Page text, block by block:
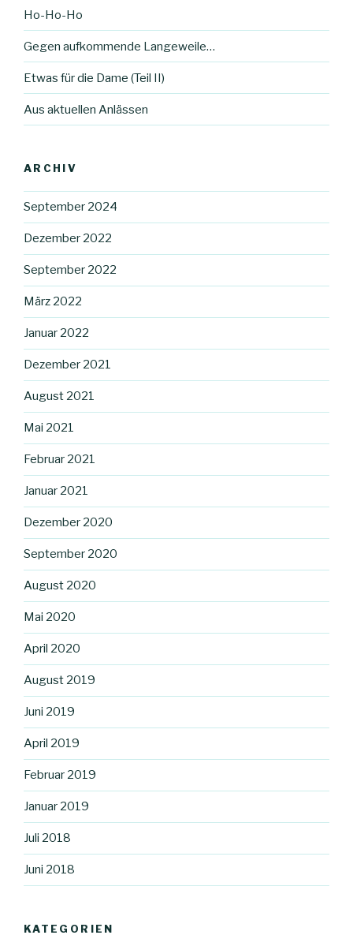
Ho-Ho-Ho
Gegen aufkommende Langeweile…
Etwas für die Dame (Teil II)
Aus aktuellen Anlässen
ARCHIV
September 2024
Dezember 2022
September 2022
März 2022
Januar 2022
Dezember 2021
August 2021
Mai 2021
Februar 2021
Januar 2021
Dezember 2020
September 2020
August 2020
Mai 2020
April 2020
August 2019
Juni 2019
April 2019
Februar 2019
Januar 2019
Juli 2018
Juni 2018
KATEGORIEN